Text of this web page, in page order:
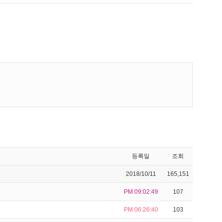
등록일 조회
2018/10/11 165,151
PM 09:02:49 107
PM 06:26:40 103